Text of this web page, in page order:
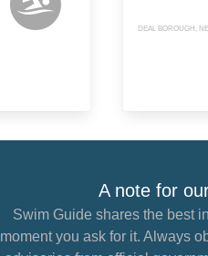
DEAL BOROUGH,
A note for
Swim Guide shares the best
moment you ask for it. Always